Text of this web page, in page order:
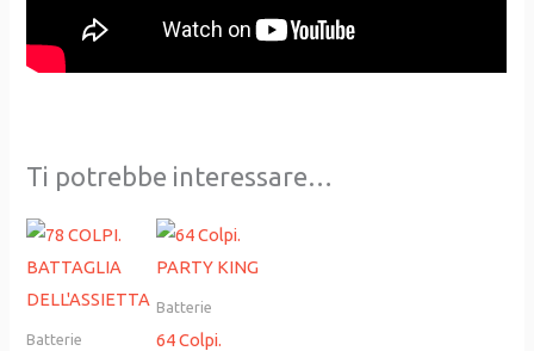
Ti potrebbe interessare…
Batterie
Batterie
64 Colpi.